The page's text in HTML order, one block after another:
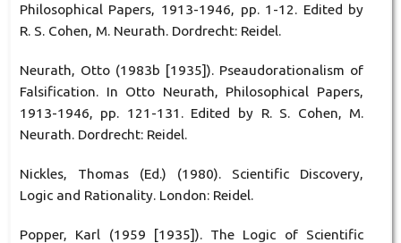
Philosophical Papers, 1913-1946, pp. 1-12. Edited by
R. S. Cohen, M. Neurath. Dordrecht: Reidel.
Neurath, Otto (1983b [1935]). Pseaudorationalism of
Falsification. In Otto Neurath, Philosophical Papers,
1913-1946, pp. 121-131. Edited by R. S. Cohen, M.
Neurath. Dordrecht: Reidel.
Nickles, Thomas (Ed.) (1980). Scientific Discovery,
Logic and Rationality. London: Reidel.
Popper, Karl (1959 [1935]). The Logic of Scientific